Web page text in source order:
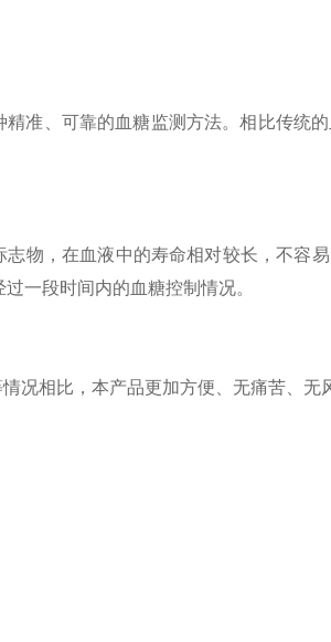
、可靠的血糖监测方法。相比传统的
，在血液中的寿命相对较长，不容
一段时间内的血糖控制情况。
相比，本产品更加方便、无痛苦、无